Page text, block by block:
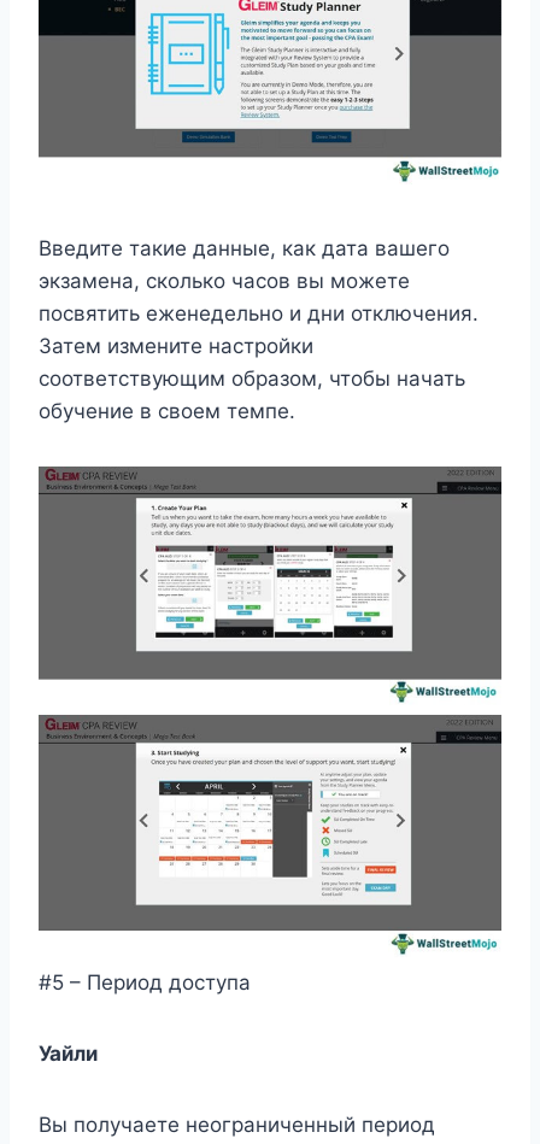
Введите такие данные, как дата вашего
экзамена, сколько часов вы можете
посвятить еженедельно и дни отключения.
Затем измените настройки
соответствующим образом, чтобы начать
обучение в своем темпе.
#5 – Период доступа
Уайли
Вы получаете неограниченный период